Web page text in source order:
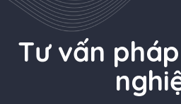
Tư vấn pháp